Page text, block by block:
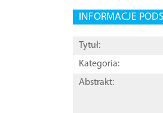
INFORMACJE
Tytuł:
Kategoria:
Abstrakt: